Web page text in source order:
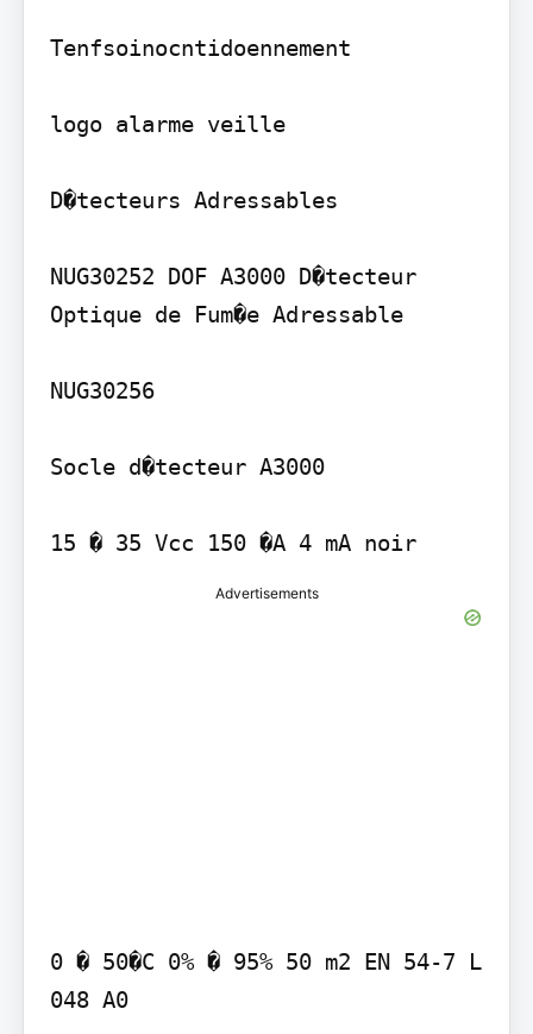
Tenfsoinocntidoennement
logo alarme veille
D�tecteurs Adressables
NUG30252 DOF A3000 D�tecteur
Optique de Fum�e Adressable
NUG30256
Socle d�tecteur A3000
15 � 35 Vcc 150 �A 4 mA noir
Advertisements
0 � 50�C 0% � 95% 50 m2 EN 54-7 L
048 A0